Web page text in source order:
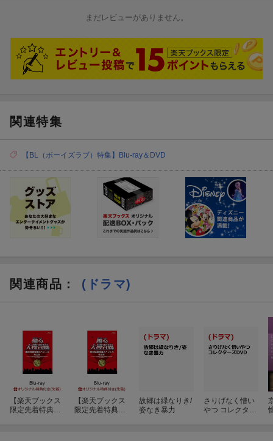
まだレビューがありません。
関連特集
【BL（ボーイズラブ）特集】Blu-ray＆DVD
関連商品 ： (ドラマ)
【楽天ブックス
限定先着特典】
【楽天ブックス
限定先着特典】
故郷は緑なりき/
姿なき暴力
さりげなく憎い
やつ コレクター